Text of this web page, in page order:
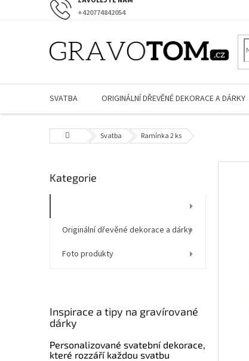
+420774842054
SVATBA ORIGINÁLNÍ DŘEVĚNÉ DEKORACE A DÁRKY
Domů Svatba Ramínka 2 ks
o
s
r
n
e
l
Přeskočit
Kategorie
Originální dřevěné dekorace a dárky
Foto produkty
Inspirace a tipy na gravírované
dárky
Personalizované svatební dekorace,
které rozzáří každou svatbu